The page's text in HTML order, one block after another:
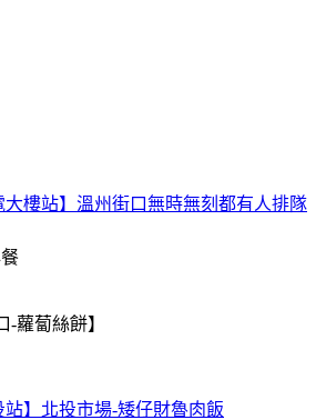
大樓站】溫州街口無時無刻都有人排隊
-蘿蔔絲餅】
站】北投市場-矮仔財魯肉飯